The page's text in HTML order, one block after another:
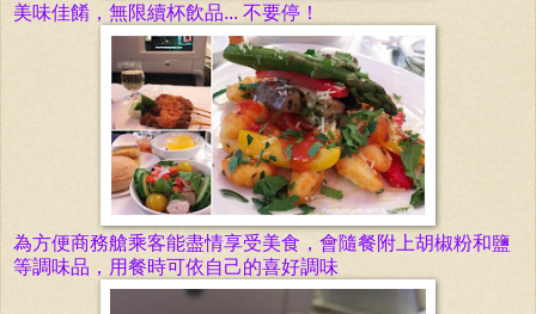
美味佳餚， 無限續杯飲品... 不要停！
為方便商務艙乘客能盡情享受美食，會隨餐附上胡椒粉和鹽
等調味品，用餐時可依自己的喜好調味